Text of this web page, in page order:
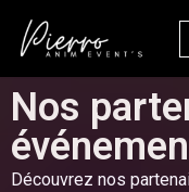
Aller
contenu
Nos
Découvrez nos